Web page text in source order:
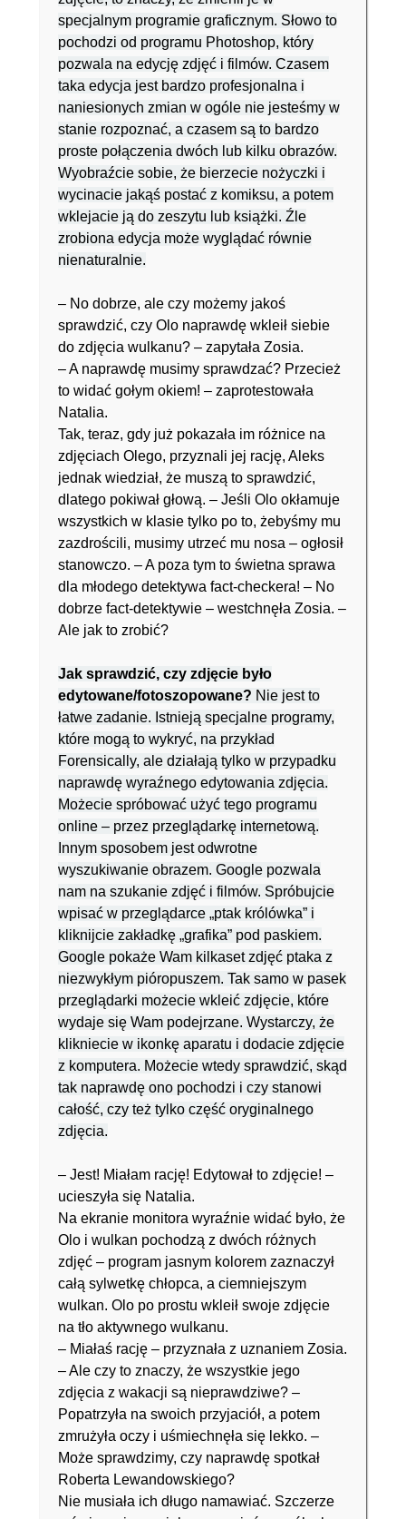
specjalnym programie graficznym. Słowo to
pochodzi od programu Photoshop, który
pozwala na edycję zdjęć i filmów. Czasem
taka edycja jest bardzo profesjonalna i
naniesionych zmian w ogóle nie jesteśmy w
stanie rozpoznać, a czasem są to bardzo
proste połączenia dwóch lub kilku obrazów.
Wyobraźcie sobie, że bierzecie nożyczki i
wycinacie jakąś postać z komiksu, a potem
wklejacie ją do zeszytu lub książki. Źle
zrobiona edycja może wyglądać równie
nienaturalnie.
– No dobrze, ale czy możemy jakoś
sprawdzić, czy Olo naprawdę wkleił siebie
do zdjęcia wulkanu? – zapytała Zosia.
– A naprawdę musimy sprawdzać? Przecież
to widać gołym okiem! – zaprotestowała
Natalia.
Tak, teraz, gdy już pokazała im różnice na
zdjęciach Olego, przyznali jej rację, Aleks
jednak wiedział, że muszą to sprawdzić,
dlatego pokiwał głową. – Jeśli Olo okłamuje
wszystkich w klasie tylko po to, żebyśmy mu
zazdrościli, musimy utrzeć mu nosa – ogłosił
stanowczo. – A poza tym to świetna sprawa
dla młodego detektywa fact-checkera! – No
dobrze fact-detektywie – westchnęła Zosia. –
Ale jak to zrobić?
Jak sprawdzić, czy zdjęcie było
edytowane/fotoszopowane? Nie jest to
łatwe zadanie. Istnieją specjalne programy,
które mogą to wykryć, na przykład
Forensically, ale działają tylko w przypadku
naprawdę wyraźnego edytowania zdjęcia.
Możecie spróbować użyć tego programu
online – przez przeglądarkę internetową.
Innym sposobem jest odwrotne
wyszukiwanie obrazem. Google pozwala
nam na szukanie zdjęć i filmów. Spróbujcie
wpisać w przeglądarce „ptak królówka” i
kliknijcie zakładkę „grafika” pod paskiem.
Google pokaże Wam kilkaset zdjęć ptaka z
niezwykłym pióropuszem. Tak samo w pasek
przeglądarki możecie wkleić zdjęcie, które
wydaje się Wam podejrzane. Wystarczy, że
klikniecie w ikonkę aparatu i dodacie zdjęcie
z komputera. Możecie wtedy sprawdzić, skąd
tak naprawdę ono pochodzi i czy stanowi
całość, czy też tylko część oryginalnego
zdjęcia.
– Jest! Miałam rację! Edytował to zdjęcie! –
ucieszyła się Natalia.
Na ekranie monitora wyraźnie widać było, że
Olo i wulkan pochodzą z dwóch różnych
zdjęć – program jasnym kolorem zaznaczył
całą sylwetkę chłopca, a ciemniejszym
wulkan. Olo po prostu wkleił swoje zdjęcie
na tło aktywnego wulkanu.
– Miałaś rację – przyznała z uznaniem Zosia.
– Ale czy to znaczy, że wszystkie jego
zdjęcia z wakacji są nieprawdziwe? –
Popatrzyła na swoich przyjaciół, a potem
zmrużyła oczy i uśmiechnęła się lekko. –
Może sprawdzimy, czy naprawdę spotkał
Roberta Lewandowskiego?
Nie musiała ich długo namawiać. Szczerze